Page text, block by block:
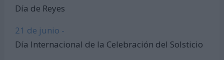
Día de Reyes
21 de junio -
Día Internacional de la Celebración del Solsticio